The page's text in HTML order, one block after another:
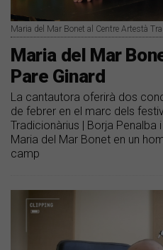
Maria del Mar Bonet al Centre Artestà
Maria del Mar
Pare Ginard
La cantautora oferirà dos
de febrer en el marc dels
Tradicionàrius | Borja Penalba
Maria del Mar Bonet en un
camp